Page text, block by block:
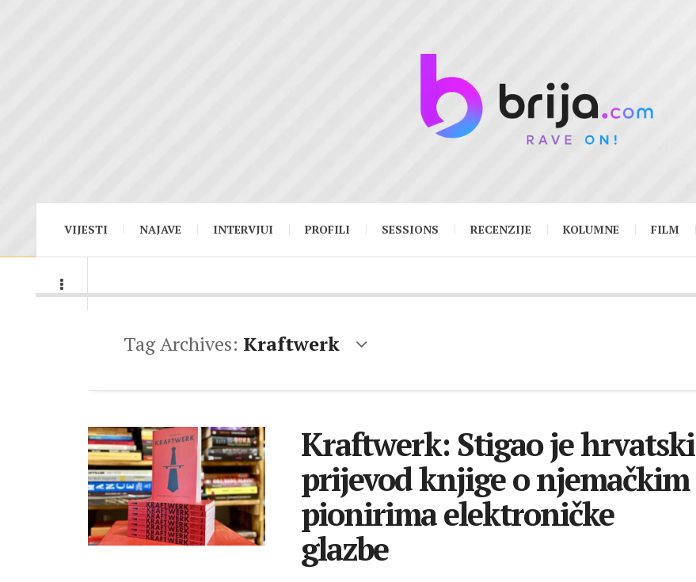
VIJESTI NAJAVE INTERVJUI PROFILI SESSIONS RECENZIJE KOLUMNE FILM
Tag Archives: Kraftwerk
Kraftwerk: Stigao je hrvatski
prijevod knjige o njemačkim
pionirima elektroničke
glazbe